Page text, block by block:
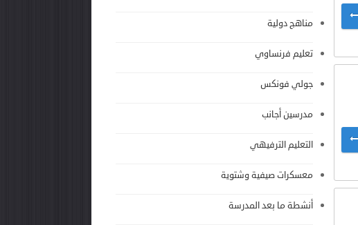
مناهج دولية
تعليم فرنساوي
جولي فونكس
مدرسين أجانب
التعليم الترفيهي
معسكرات صيفية وشتوية
أنشطة ما بعد المدرسة